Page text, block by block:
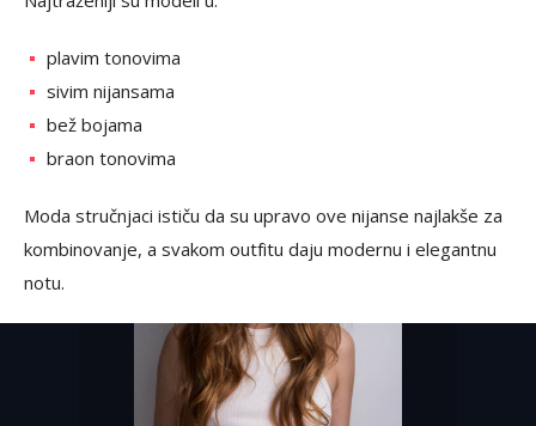
plavim tonovima
sivim nijansama
bež bojama
braon tonovima
Moda stručnjaci ističu da su upravo ove nijanse najlakše za
kombinovanje, a svakom outfitu daju modernu i elegantnu
notu.